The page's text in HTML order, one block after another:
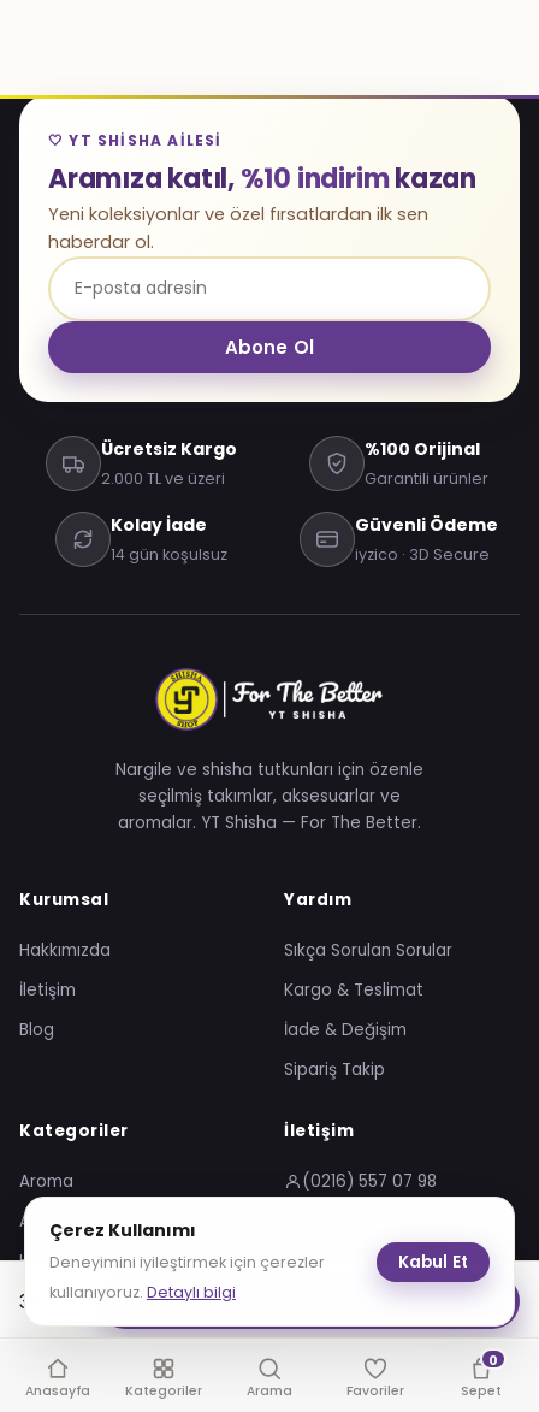
365.00₺
🤍 YT SHISHA AILESI
Aramıza katıl,%10 indirimkazan
Yeni koleksiyonlar ve özel fırsatlardan ilk sen
haberdar ol.
Abone Ol
Ücretsiz Kargo
2.000 TL ve üzeri
%100 Orijinal
Garantili ürünler
Kolay İade
14 gün koşulsuz
Güvenli Ödeme
iyzico · 3D Secure
Nargile ve shisha tutkunları için özenle
seçilmiş takımlar, aksesuarlar ve
aromalar. YT Shisha — For The Better.
Kurumsal
Hakkımızda
İletişim
Blog
Yardım
Sıkça Sorulan Sorular
Kargo & Teslimat
İade & Değişim
Sipariş Takip
Kategoriler
Aroma
Aromalar
Hediyelik
Nargile Aksesuarları
Nargile Takımları
İletişim
(0216) 557 07 98
🕑 Hafta içi 09:00 – 18:00
Abdullahağa Cd. No:17,
Anasayfa Kategoriler Arama Favoriler
0
Sepet
Çerez Kullanımı
Deneyimini iyileştirmek için çerezler
kullanıyoruz. Detaylı bilgi
Kabul Et